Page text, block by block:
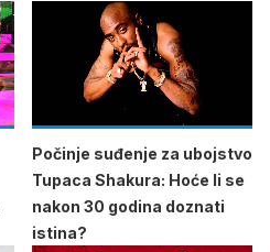
Počinje suđenje za ubojstvo
Tupaca Shakura: Hoće li se
nakon 30 godina doznati
istina?